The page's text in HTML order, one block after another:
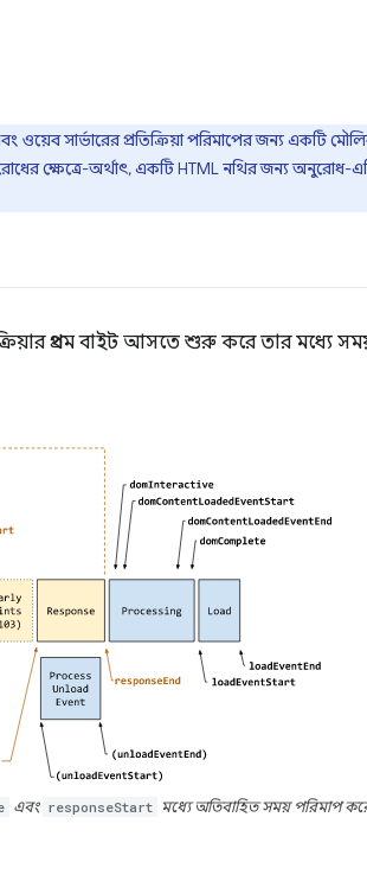
সার্ভারের প্রতিক্রিয়া পরিমাপের জন্য একটি
ক্ষেত্রে-অর্থাৎ, একটি HTML নথির জন্য অনুরোধ-
প্রথম বাইট আসতে শুরু করে তার মধ্যে
এবং responseStart মধ্যে অতিবাহিত সময় পরিমাপ